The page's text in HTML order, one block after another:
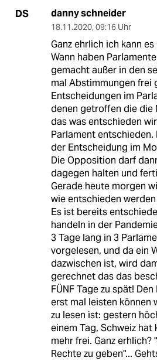
DS danny schneider
18.11.2020, 09:16 Uhr
Ganz ehrlich ich kann
Wann haben
gemacht außer in den
mal Abstimmungen frei
Entscheidungen im
denen getroffen die die
das was entschieden
Parlament
der Entscheidung im
Die Opposition darf
dagegen halten und
Gerade heute morgen
wie entschieden
Es ist bereits
handeln in der
3 Tage lang in 3
vorgelesen, und da ein
dazwischen ist, wird
gerechnet das das
FÜNF Tage zu spät!
erst mal leisten können
zu lesen ist: gestern
einem Tag, Schweiz
mehr frei. Ganz erhlich?
Rechte zu geben"...